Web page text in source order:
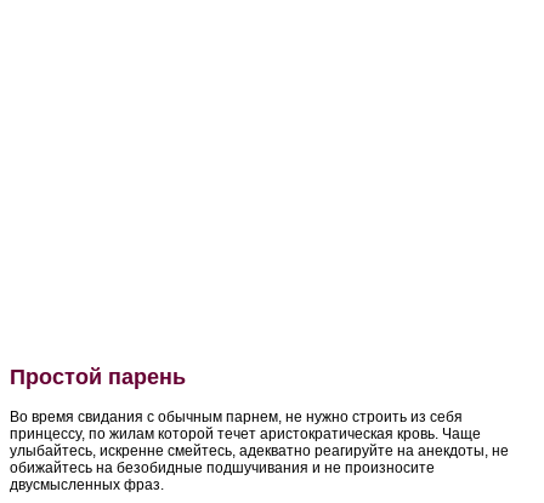
Простой парень
Во время свидания с обычным парнем, не нужно строить из себя
принцессу, по жилам которой течет аристократическая кровь. Чаще
улыбайтесь, искренне смейтесь, адекватно реагируйте на анекдоты, не
обижайтесь на безобидные подшучивания и не произносите
двусмысленных фраз.